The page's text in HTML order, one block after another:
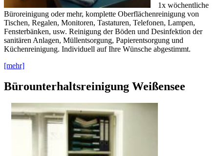
1x wöchentliche
Büroreinigung oder mehr, komplette Oberflächenreinigung von
Tischen, Regalen, Monitoren, Tastaturen, Telefonen, Lampen,
Fensterbänken, usw. Reinigung der Böden und Desinfektion der
sanitären Anlagen, Müllentsorgung, Papierentsorgung und
Küchenreinigung. Individuell auf Ihre Wünsche abgestimmt.
[mehr]
Bürounterhaltsreinigung Weißensee